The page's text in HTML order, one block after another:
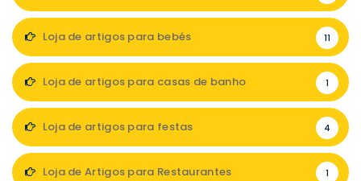
Loja de artigos para bebés 11
Loja de artigos para casas de banho 1
Loja de artigos para festas 4
Loja de Artigos para Restaurantes 1